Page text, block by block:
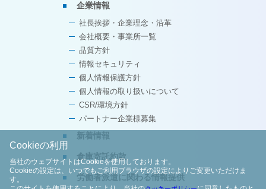
Cookieの利用
当社のウェブサイトはCookieを使用しております。
Cookieの設定は、いつでもご利用ブラウザの設定によりご変更いただけま
す。
企業情報
社長挨拶・企業理念・沿革
会社概要・事業所一覧
品質方針
情報セキュリティ
個人情報保護方針
個人情報の取り扱いについて
CSR/環境方針
パートナー企業様募集
新着情報
倉庫寄託約款
労働者派遣に関わる情報提供